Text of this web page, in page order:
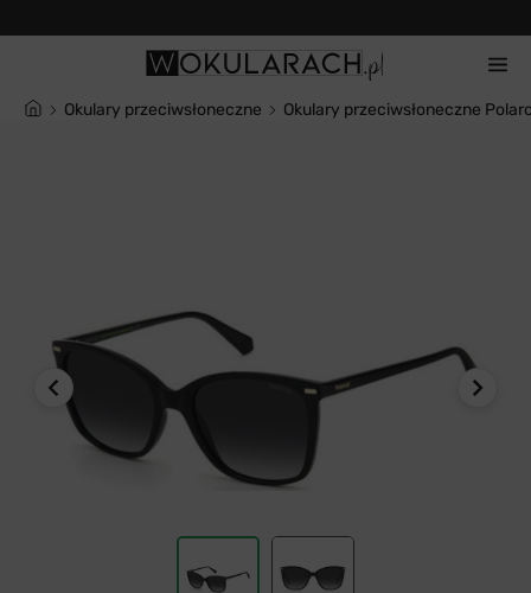
Okulary przeciwsłoneczne Okulary przeciwsłoneczne